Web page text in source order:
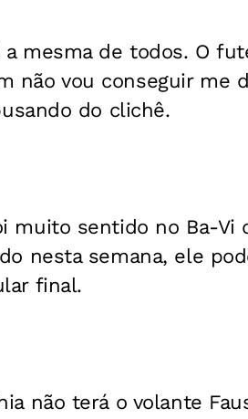
a mesma de todos. O
não vou conseguir me
do clichê.
muito sentido no Ba-Vi
nesta semana, ele
final.
não terá o volante